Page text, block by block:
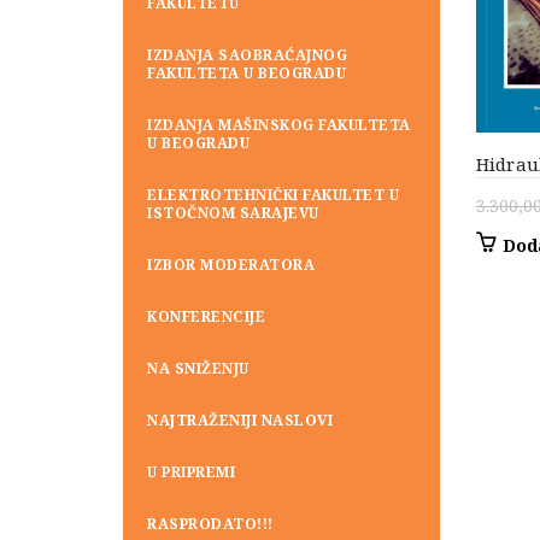
IZDANJA SAOBRAĆAJNOG
FAKULTETA U BEOGRADU
IZDANJA MAŠINSKOG FAKULTETA
U BEOGRADU
ELEKTROTEHNIČKI FAKULTET U
ISTOČNOM SARAJEVU
IZBOR MODERATORA
KONFERENCIJE
NA SNIŽENJU
NAJTRAŽENIJI NASLOVI
U PRIPREMI
RASPRODATO!!!